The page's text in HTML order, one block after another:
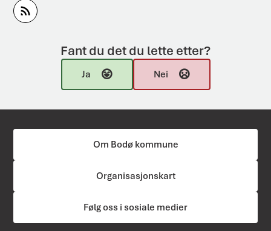
Fant du det du lette etter?
Ja Nei
Om Bodø kommune
Organisasjonskart
Følg oss i sosiale medier